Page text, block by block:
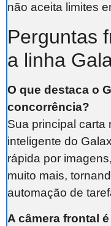
não aceita limites
Perguntas
a linha
O que destaca o
concorrência?
Sua principal carta
inteligente do
rápida por
muito mais,
automação de
A câmera frontal